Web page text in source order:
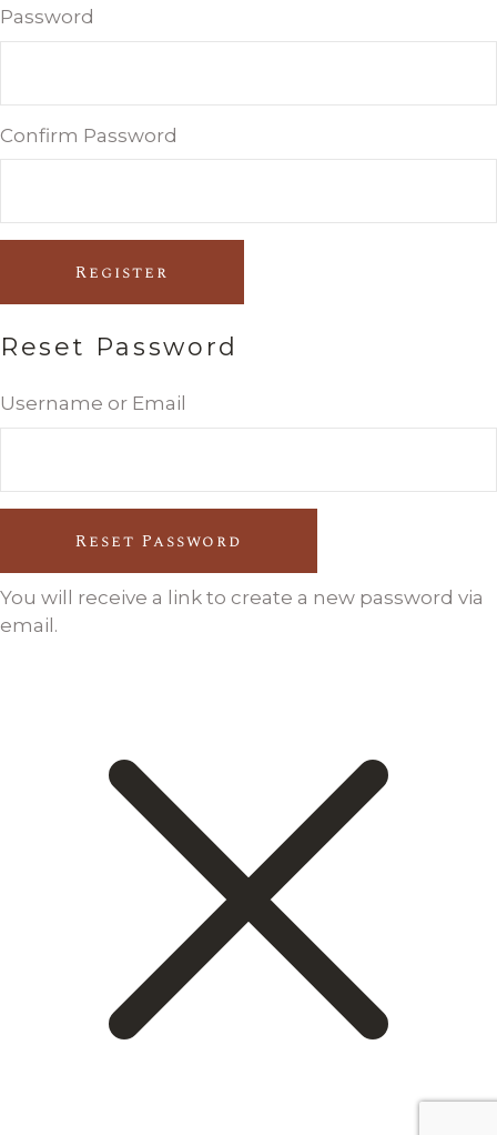
Password
Confirm Password
Register
Reset Password
Username or Email
Reset Password
You will receive a link to create a new password via
email.